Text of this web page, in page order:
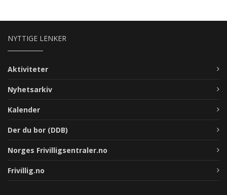
NYTTIGE LENKER
Aktiviteter
Nyhetsarkiv
Kalender
Der du bor (DDB)
Norges Frivilligsentraler.no
Frivillig.no